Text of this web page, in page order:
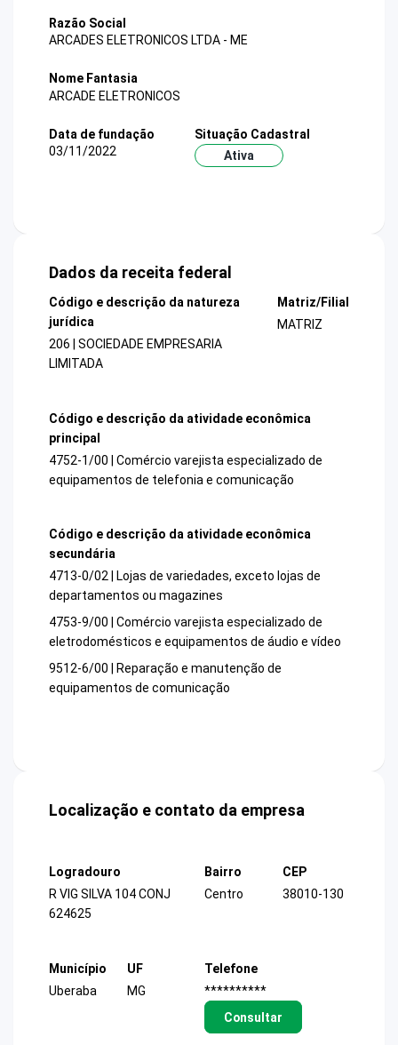
Razão Social
ARCADES ELETRONICOS LTDA - ME
Nome Fantasia
ARCADE ELETRONICOS
Data de fundação
03/11/2022
Situação Cadastral
Ativa
Dados da receita federal
Código e descrição da natureza
jurídica
206 | SOCIEDADE EMPRESARIA
LIMITADA
Matriz/Filial
MATRIZ
Código e descrição da atividade econômica
principal
4752-1/00 | Comércio varejista especializado de
equipamentos de telefonia e comunicação
Código e descrição da atividade econômica
secundária
4713-0/02 | Lojas de variedades, exceto lojas de
departamentos ou magazines
4753-9/00 | Comércio varejista especializado de
eletrodomésticos e equipamentos de áudio e vídeo
9512-6/00 | Reparação e manutenção de
equipamentos de comunicação
Localização e contato da empresa
Logradouro
R VIG SILVA 104 CONJ
624625
Bairro
Centro
CEP
38010-130
Município
Uberaba
UF
MG
Telefone
**********
Consultar